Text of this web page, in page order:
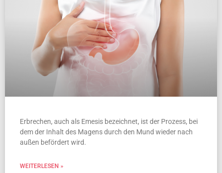
Erbrechen, auch als Emesis bezeichnet, ist der Prozess, bei
dem der Inhalt des Magens durch den Mund wieder nach
außen befördert wird.
WEITERLESEN »